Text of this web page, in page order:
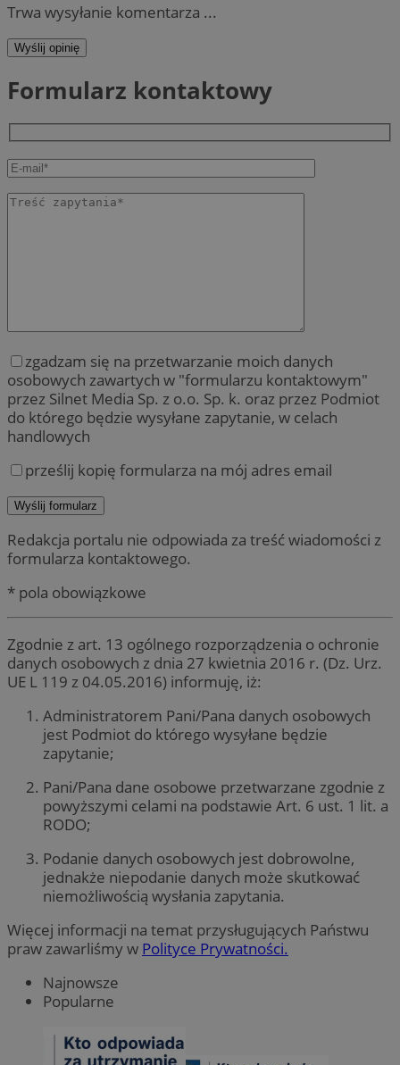
Trwa wysyłanie komentarza ...
Wyślij opinię
Formularz kontaktowy
zgadzam się na przetwarzanie moich danych
osobowych zawartych w "formularzu kontaktowym"
przez Silnet Media Sp. z o.o. Sp. k. oraz przez Podmiot
do którego będzie wysyłane zapytanie, w celach
handlowych
prześlij kopię formularza na mój adres email
Redakcja portalu nie odpowiada za treść wiadomości z
formularza kontaktowego.
* pola obowiązkowe
Zgodnie z art. 13 ogólnego rozporządzenia o ochronie
danych osobowych z dnia 27 kwietnia 2016 r. (Dz. Urz.
UE L 119 z 04.05.2016) informuję, iż:
Administratorem Pani/Pana danych osobowych
jest Podmiot do którego wysyłane będzie
zapytanie;
Pani/Pana dane osobowe przetwarzane zgodnie z
powyższymi celami na podstawie Art. 6 ust. 1 lit. a
RODO;
Podanie danych osobowych jest dobrowolne,
jednakże niepodanie danych może skutkować
niemożliwością wysłania zapytania.
Więcej informacji na temat przysługujących Państwu
praw zawarliśmy w Polityce Prywatności.
Najnowsze
Popularne